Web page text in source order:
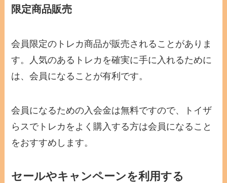
限定商品販売
会員限定のトレカ商品が販売されることがありま
す。人気のあるトレカを確実に手に入れるために
は、会員になることが有利です。
会員になるための入会金は無料ですので、トイザ
らスでトレカをよく購入する方は会員になること
をおすすめします。
セールやキャンペーンを利用する